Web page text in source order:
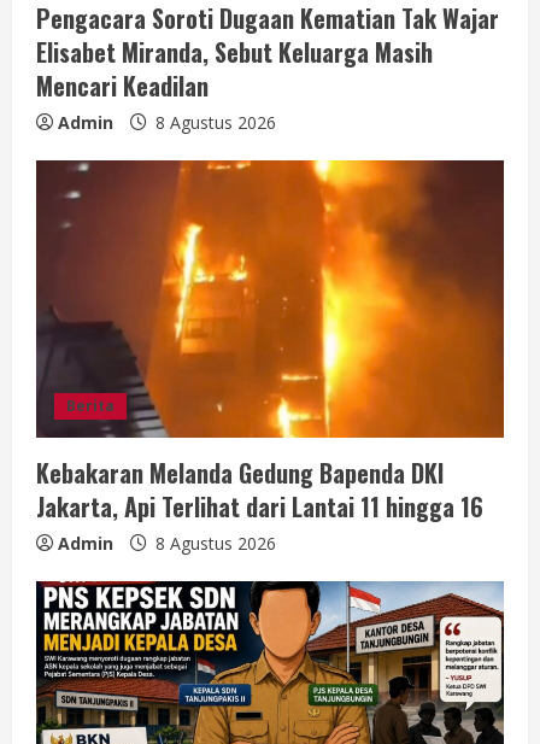
i
n
g
Pengacara Soroti Dugaan Kematian Tak Wajar
Elisabet Miranda, Sebut Keluarga Masih
Mencari Keadilan
Admin 8 Agustus 2026
Berita
Kebakaran Melanda Gedung Bapenda DKI
Jakarta, Api Terlihat dari Lantai 11 hingga 16
Admin 8 Agustus 2026